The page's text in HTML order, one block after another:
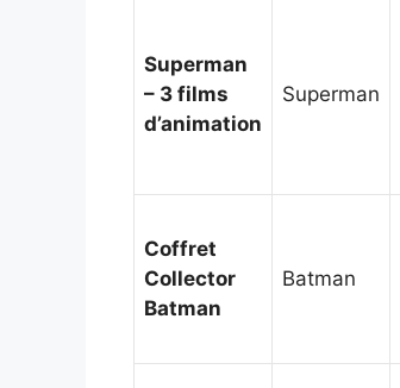
Superman
– 3 films
d’animation
Superman
Coffret
Collector
Batman
Batman